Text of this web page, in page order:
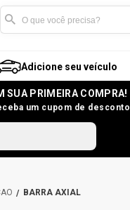
Adicione seu veículo
SUA PRIMEIRA COMPRA!
um cupom de desconto
BARRA AXIAL